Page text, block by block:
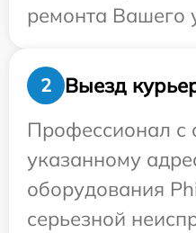
ремонта Вашего
2
Выезд
Профессионал с
указанному
оборудования
серьезной